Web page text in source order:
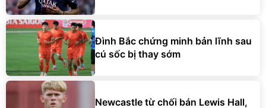
Đình Bắc chứng minh bản lĩnh sau
cú sốc bị thay sớm
Newcastle từ chối bán Lewis Hall,